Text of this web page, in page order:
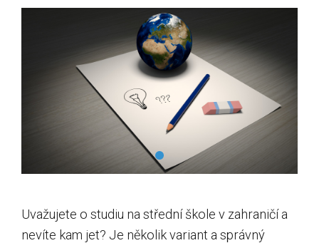
Uvažujete o studiu na střední škole v zahraničí a
nevíte kam jet? Je několik variant a správný